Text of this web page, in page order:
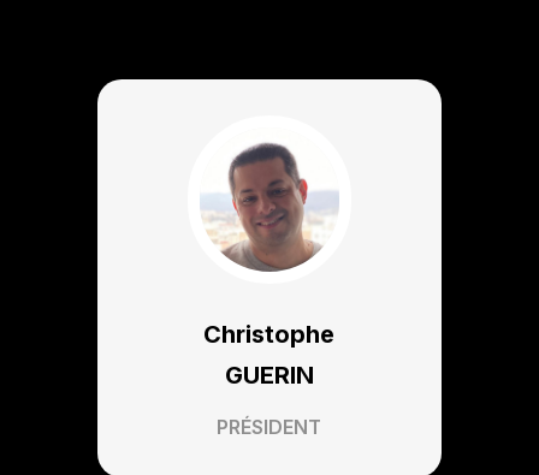
Christophe
GUERIN
PRÉSIDENT